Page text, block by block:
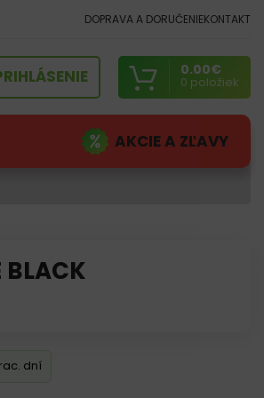
DOPRAVA A DORUČENIEKONTAKT
0 položiek
0.00€
AKCIE A ZĽAVY
dní